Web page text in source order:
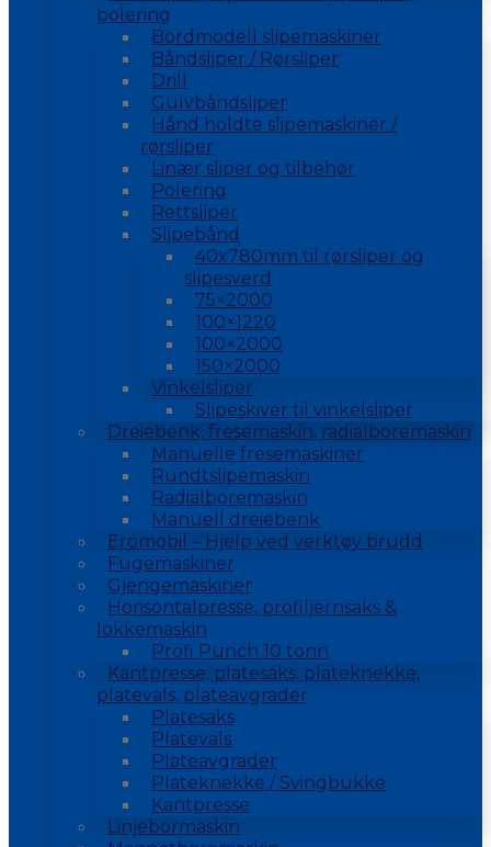
polering
Bordmodell slipemaskiner
Båndsliper / Rørsliper
Drill
Gulvbåndsliper
Hånd holdte slipemaskiner /
rørsliper
Linær sliper og tilbehør
Polering
Rettsliper
Slipebånd
40x780mm til rørsliper og
slipesverd
75×2000
100×1220
100×2000
150×2000
Vinkelsliper
Slipeskiver til vinkelsliper
Dreiebenk, fresemaskin, radialboremaskin
Manuelle fresemaskiner
Rundtslipemaskin
Radialboremaskin
Manuell dreiebenk
Eromobil – Hjelp ved verktøy brudd
Fugemaskiner
Gjengemaskiner
Horisontalpresse, profiljernsaks &
lokkemaskin
Profi Punch 10 tonn
Kantpresse, platesaks, plateknekke,
platevals, plateavgrader
Platesaks
Platevals
Plateavgrader
Plateknekke / Svingbukke
Kantpresse
Linjebormaskin